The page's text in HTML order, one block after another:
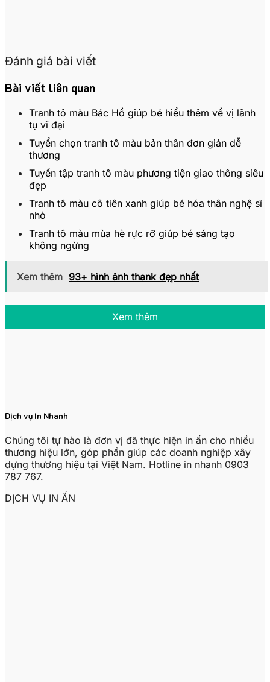
Đánh giá bài viết
Bài viết liên quan
Tranh tô màu Bác Hồ giúp bé hiểu thêm về vị lãnh
tụ vĩ đại
Tuyển chọn tranh tô màu bản thân đơn giản dễ
thương
Tuyển tập tranh tô màu phương tiện giao thông siêu
đẹp
Tranh tô màu cô tiên xanh giúp bé hóa thân nghệ sĩ
nhỏ
Tranh tô màu mùa hè rực rỡ giúp bé sáng tạo
không ngừng
Xem thêm 93+ hình ảnh thank đẹp nhất
Xem thêm
Dịch vụ In Nhanh
Chúng tôi tự hào là đơn vị đã thực hiện in ấn cho nhiều
thương hiệu lớn, góp phần giúp các doanh nghiệp xây
dựng thương hiệu tại Việt Nam. Hotline in nhanh 0903
787 767.
DỊCH VỤ IN ẤN